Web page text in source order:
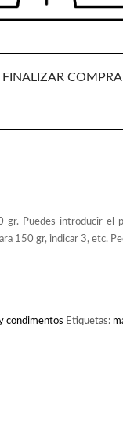
FINALIZAR COMPRA
condimentos Etiquetas: